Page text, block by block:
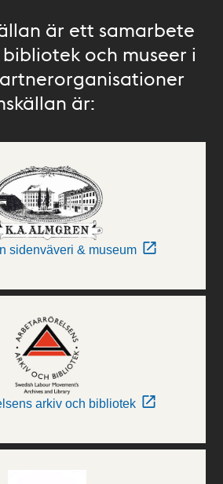
är ett samarbete
och museer i
är:
sidenväveri & museum
arkiv och bibliotek